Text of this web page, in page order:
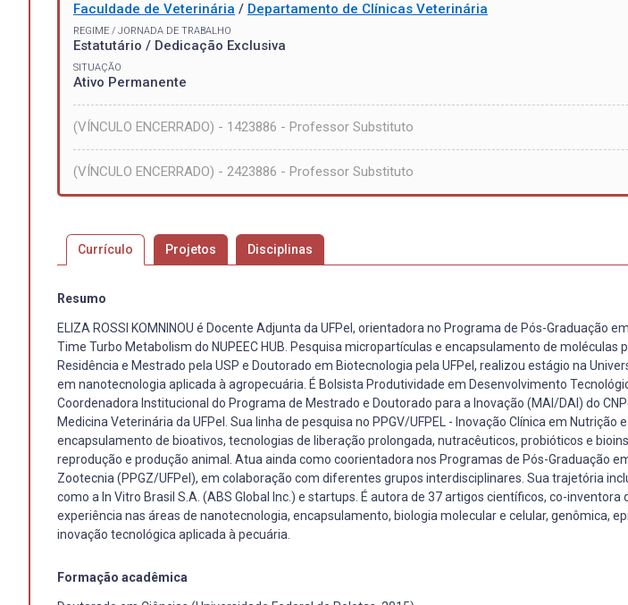
Faculdade de Veterinária / Departamento de Clínicas Veterinária
REGIME / JORNADA DE TRABALHO
Estatutário / Dedicação Exclusiva
SITUAÇÃO
Ativo Permanente
(VÍNCULO ENCERRADO) - 1423886 - Professor Substituto
(VÍNCULO ENCERRADO) - 2423886 - Professor Substituto
Currículo Projetos Disciplinas
Resumo
ELIZA ROSSI KOMNINOU é Docente Adjunta da UFPel, orientadora no Programa de Pós-Graduação
Time Turbo Metabolism do NUPEEC HUB. Pesquisa micropartículas e encapsulamento de moléculas
Residência e Mestrado pela USP e Doutorado em Biotecnologia pela UFPel, realizou estágio na
em nanotecnologia aplicada à agropecuária. É Bolsista Produtividade em Desenvolvimento
Coordenadora Institucional do Programa de Mestrado e Doutorado para a Inovação (MAI/DAI) do
Medicina Veterinária da UFPel. Sua linha de pesquisa no PPGV/UFPEL - Inovação Clínica em Nutrição
encapsulamento de bioativos, tecnologias de liberação prolongada, nutracêuticos, probióticos e
reprodução e produção animal. Atua ainda como coorientadora nos Programas de Pós-Graduação
Zootecnia (PPGZ/UFPel), em colaboração com diferentes grupos interdisciplinares. Sua trajetória
como a In Vitro Brasil S.A. (ABS Global Inc.) e startups. É autora de 37 artigos científicos, co-
experiência nas áreas de nanotecnologia, encapsulamento, biologia molecular e celular, genômica,
inovação tecnológica aplicada à pecuária.
Formação acadêmica